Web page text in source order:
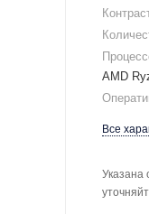
AMD
Все
Указана